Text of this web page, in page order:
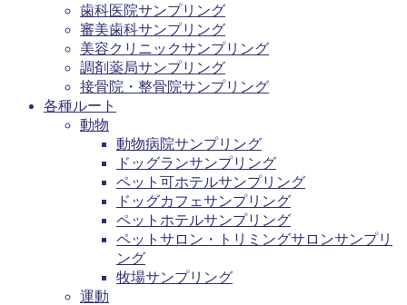
歯科医院サンプリング
審美歯科サンプリング
美容クリニックサンプリング
調剤薬局サンプリング
接骨院・整骨院サンプリング
各種ルート
動物
動物病院サンプリング
ドッグランサンプリング
ペット可ホテルサンプリング
ドッグカフェサンプリング
ペットホテルサンプリング
ペットサロン・トリミングサロンサンプリ
ング
牧場サンプリング
運動